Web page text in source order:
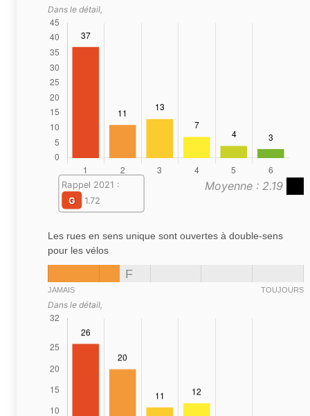
Dans le détail,
Moyenne : 2.19
Rappel 2021 :
G
1.72
Les rues en sens unique sont ouvertes à double-sens
pour les vélos
F
JAMAIS TOUJOURS
Dans le détail,